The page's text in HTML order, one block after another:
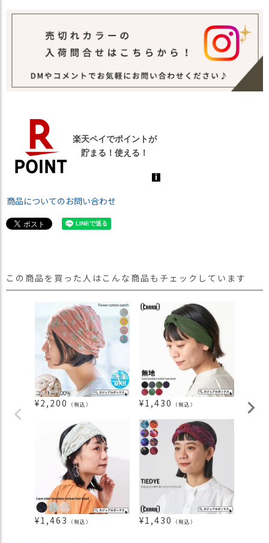
商品についてのお問い合わせ
この商品を買った人はこんな商品もチェックしています
¥2,200 （税込） ¥1,430 （税込） ¥
¥1,463 （税込） ¥1,430 （税込）